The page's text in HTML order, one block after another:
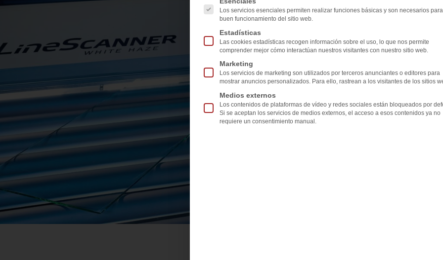
Los servicios esenciales permiten realizar funciones básicas y son necesarios
buen funcionamiento del sitio web.
Estadísticas
Las cookies estadísticas recogen información sobre el uso, lo que nos permite
comprender mejor cómo interactúan nuestros visitantes con nuestro sitio web.
Marketing
Los servicios de marketing son utilizados por terceros anunciantes o editores para
mostrar anuncios personalizados. Para ello, rastrean a los visitantes de los sitios
Medios externos
Los contenidos de plataformas de vídeo y redes sociales están bloqueados por
Si se aceptan los servicios de medios externos, el acceso a esos contenidos ya no
requiere un consentimiento manual.